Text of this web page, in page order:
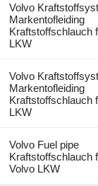
Volvo
Markentofleiding
Kraftstoffschlauch
LKW
Volvo
Markentofleiding
Kraftstoffschlauch
LKW
Volvo Fuel pipe
Kraftstoffschlauch
Volvo LKW